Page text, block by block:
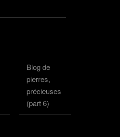
Blog de
pierres,
précieuses
(part 6)